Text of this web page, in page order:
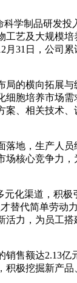
学制品研发
艺及大规模
31日，公司累
的横向拓展
胞培养市场
、相关技术
地，生产人
核心竞争力
化渠道，积
替代简单劳动
力，为员工
售额达2.13亿
极挖掘新产